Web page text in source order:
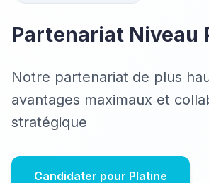
Partenariat Niveau
Notre partenariat de plus
avantages maximaux et
stratégique
Candidater pour Platine